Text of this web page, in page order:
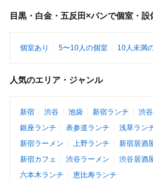
目黒・白金・五反田×パンで個室・設
個室あり 5〜10人の個室 10人未満
人気のエリア・ジャンル
新宿 渋谷 池袋 新宿ランチ 渋
銀座ランチ
表参道ランチ 浅草ラン
新宿ラーメン
上野ランチ 新宿居酒
新宿カフェ
渋谷ラーメン 渋谷居酒
六本木ランチ
恵比寿ランチ